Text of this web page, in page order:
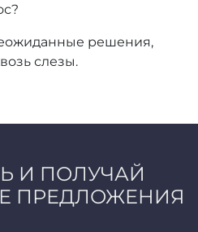
решения,
слезы.
И ПОЛУЧАЙ
ПРЕДЛОЖЕНИЯ